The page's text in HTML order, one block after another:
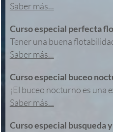
Saber más...
Curso especial perfecta
Tener una buena
Saber más...
Curso especial buceo
¡El buceo nocturno es una
Saber más...
Curso especial busqueda